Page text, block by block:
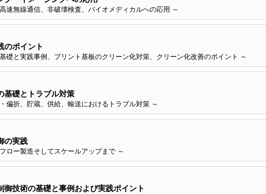
速無線通信、非破壊検査、バイオメディカルへの応用 ～
のポイント
礎と実践事例、プリント基板のクリーン化対策、クリーン化改善のポイント ～
基礎とトラブル対策
偏折、貯蔵、供給、輸送におけるトラブル対策 ～
の実践
ロー製造そしてスケールアップまで ～
技術の基礎と事例および実践ポイント